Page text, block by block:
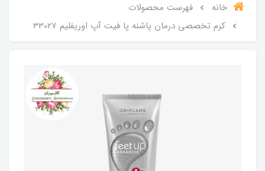
خانه
فهرست محصولات
کرم تخصصی درمان پاشنه پا فیت آپ اوریفلیم 33027